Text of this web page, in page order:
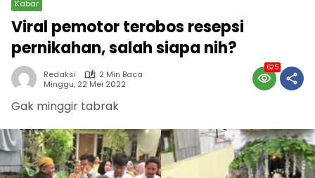
Kabar
Viral pemotor terobos resepsi
pernikahan, salah siapa nih?
Redaksi
2 Min Baca
Minggu, 22 Mei 2022
625
Gak minggir tabrak